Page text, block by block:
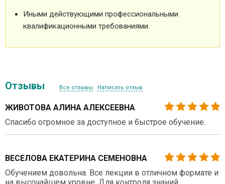
Иными действующими профессиональными
квалификационными требованиями.
Отзывы Все отзывы Написать отзыв
ЖИВОТОВА АЛИНА АЛЕКСЕЕВНА
Спасибо огромное за доступное и быстрое обучение.
ВЕСЕЛОВА ЕКАТЕРИНА СЕМЕНОВНА
Обучением довольна. Все лекции в отличном формате и